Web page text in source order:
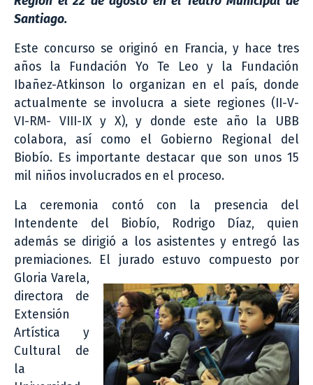
Santiago.
Este concurso se originó en Francia, y hace tres
años la Fundación Yo Te Leo y la Fundación
Ibañez-Atkinson lo organizan en el país, donde
actualmente se involucra a siete regiones (II-V-
VI-RM- VIII-IX y X), y donde este año la UBB
colabora, así como el Gobierno Regional del
Biobío. Es importante destacar que son unos 15
mil niños involucrados en el proceso.
La ceremonia contó con la presencia del
Intendente del Biobío, Rodrigo Díaz, quien
además se dirigió a los asistentes y entregó las
premiaciones. El jurado estuvo compuesto por
Gloria Varela,
directora de
Extensión
Artística y
Cultural de
la